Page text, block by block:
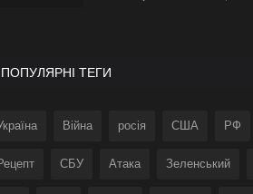
ПОПУЛЯРНІ ТЕГИ
Війна росія США РФ
СБУ Атака Зеленський